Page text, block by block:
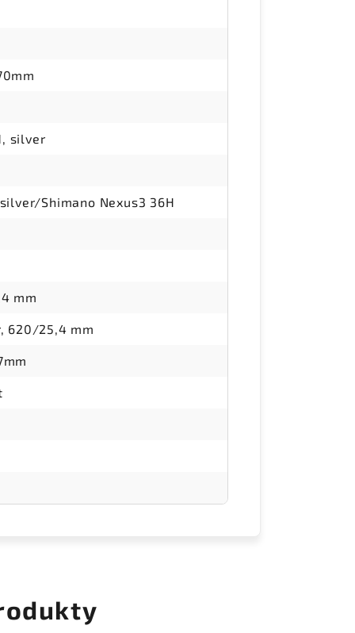
silver
Shimano Nexus3 36H
mm
620/25,4 mm